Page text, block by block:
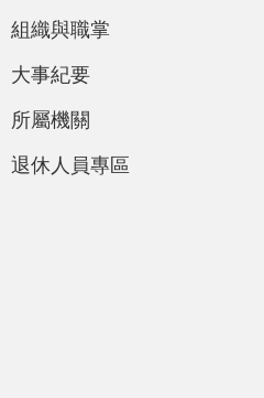
組織與職掌
大事紀要
所屬機關
退休人員專區